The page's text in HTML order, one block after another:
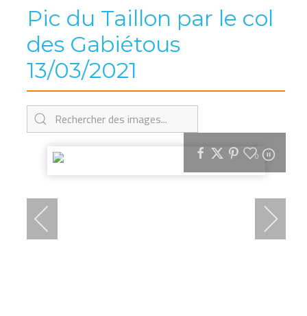
Pic du Taillon par le col
des Gabiétous
13/03/2021
0